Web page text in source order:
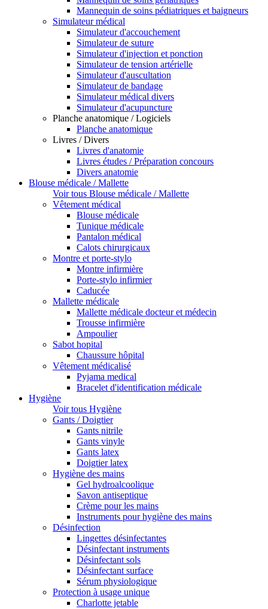
Mannequin de soins pédiatriques et baigneurs
Simulateur médical
Simulateur d'accouchement
Simulateur de suture
Simulateur d'injection et ponction
Simulateur de tension artérielle
Simulateur d'auscultation
Simulateur de bandage
Simulateur médical divers
Simulateur d'acupuncture
Planche anatomique / Logiciels
Planche anatomique
Livres / Divers
Livres d'anatomie
Livres études / Préparation concours
Divers anatomie
Blouse médicale / Mallette
Voir tous Blouse médicale / Mallette
Vêtement médical
Blouse médicale
Tunique médicale
Pantalon médical
Calots chirurgicaux
Montre et porte-stylo
Montre infirmière
Porte-stylo infirmier
Caducée
Mallette médicale
Mallette médicale docteur et médecin
Trousse infirmière
Ampoulier
Sabot hopital
Chaussure hôpital
Vêtement médicalisé
Pyjama medical
Bracelet d'identification médicale
Hygiène
Voir tous Hygiène
Gants / Doigtier
Gants nitrile
Gants vinyle
Gants latex
Doigtier latex
Hygiène des mains
Gel hydroalcoolique
Savon antiseptique
Crème pour les mains
Instruments pour hygiène des mains
Désinfection
Lingettes désinfectantes
Désinfectant instruments
Désinfectant sols
Désinfectant surface
Sérum physiologique
Protection à usage unique
Charlotte jetable